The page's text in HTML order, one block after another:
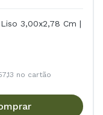
3,00x2,78 Cm |
no cartão